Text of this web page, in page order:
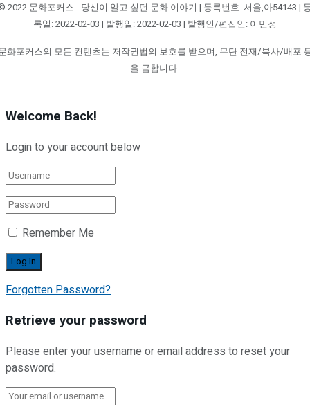
2022 문화포커스 - 당신이 알고 싶던 문화 이야기 | 등록번호: 서울,아54143 |
록일: 2022-02-03 | 발행일: 2022-02-03 | 발행인/편집인: 이민정
화포커스의 모든 컨텐츠는 저작권법의 보호를 받으며, 무단 전재/복사/배포
을 금합니다.
Welcome Back!
Login to your account below
Remember Me
Forgotten Password?
Retrieve your password
Please enter your username or email address to reset your
password.